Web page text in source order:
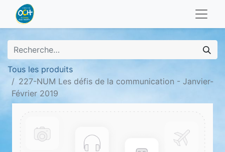
Tous les produits
227-NUM Les défis de la communication - Janvier-
Février 2019